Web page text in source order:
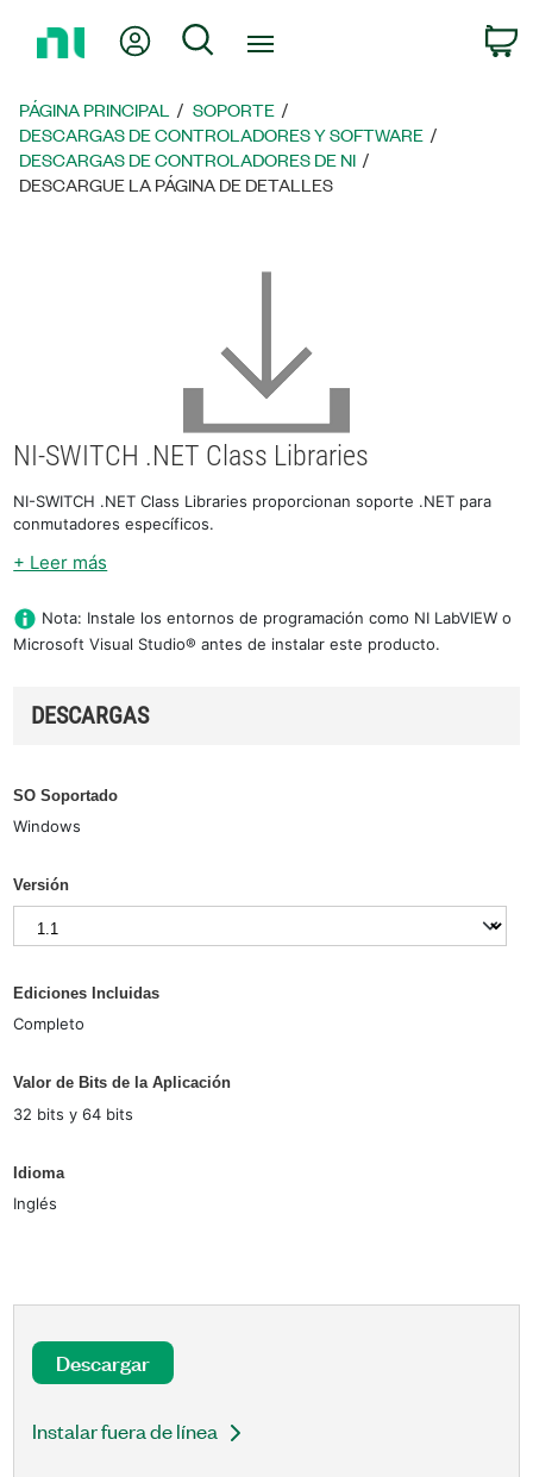
página
principal
Mi cuentaBúsqueda
PÁGINA PRINCIPAL
SOPORTE
DESCARGAS DE CONTROLADORES Y SOFTWARE
DESCARGAS DE CONTROLADORES DE NI
DESCARGUE LA PÁGINA DE DETALLES
NI-SWITCH .NET Class Libraries
NI-SWITCH .NET Class Libraries proporcionan soporte .NET para
conmutadores específicos.
+ Leer más
Nota: Instale los entornos de programación como NI LabVIEW o
Microsoft Visual Studio® antes de instalar este producto.
DESCARGAS
SO Soportado
Windows
Versión
Ediciones Incluidas
Completo
Valor de Bits de la Aplicación
32 bits y 64 bits
Idioma
Inglés
Descargar
Instalar fuera de línea